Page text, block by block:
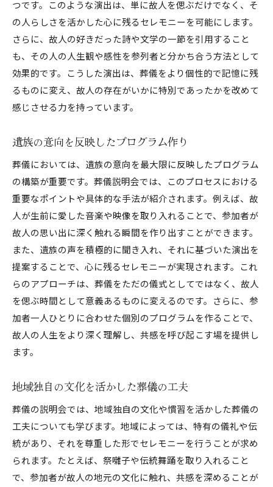
つです。このような演出は、単に故人を偲ぶだけでなく、そ
の人らしさを活かした心に残るセレモニーを可能にします。
さらに、故人の好きだった詩や文学の一節を引用すること
も、その人の人生観や感性を参列者と分かち合う方法として
効果的です。こうした演出は、葬儀をより個性的で記憶に残
るものに変え、故人の存在がいかに特別であったかを改めて
感じさせる力を持っています。
遺族の意向を反映したプログラム作り
葬儀においては、遺族の意向を最大限に反映したプログラム
の構築が重要です。葬儀説明会では、このプロセスにおける
重要なポイントや具体的な手法が紹介されます。例えば、故
人が生前に愛した音楽や映像を取り入れることで、参加者が
故人の思い出に深く触れる瞬間を作り出すことができます。
また、遺族の声を積極的に聞き入れ、それに基づいた演出を
提案することで、心に残るセレモニーが実現されます。これ
らのアプローチは、葬儀をただの儀式としてではなく、故人
を偲ぶ時間として意義あるものに変えるのです。さらに、参
加者一人ひとりに合わせた個別のプログラムを作ることで、
故人の人生をより深く理解し、共感を呼び起こす場を提供し
ます。
地域独自の文化を活かした葬儀の工夫
葬儀の説明会では、地域独自の文化や慣習を活かした葬儀の
工夫についても学びます。地域によっては、特有の儀礼や伝
統があり、それを尊重した形でセレモニーを行うことが求め
られます。たとえば、祭囃子や伝統舞踊を取り入れること
で、参加者が故人の地元の文化に触れ、共感を深めることが